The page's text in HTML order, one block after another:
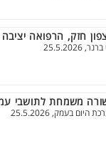
חזק, הרפואה יציבה
25.5.2026
משמחת לתושבי
היום בעמק, 25.5.2026